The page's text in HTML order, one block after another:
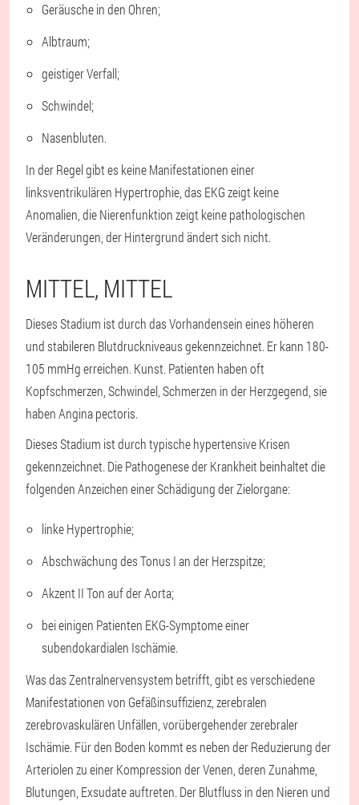
Geräusche in den Ohren;
Albtraum;
geistiger Verfall;
Schwindel;
Nasenbluten.
In der Regel gibt es keine Manifestationen einer
linksventrikulären Hypertrophie, das EKG zeigt keine
Anomalien, die Nierenfunktion zeigt keine pathologischen
Veränderungen, der Hintergrund ändert sich nicht.
MITTEL, MITTEL
Dieses Stadium ist durch das Vorhandensein eines höheren
und stabileren Blutdruckniveaus gekennzeichnet. Er kann 180-
105 mmHg erreichen. Kunst. Patienten haben oft
Kopfschmerzen, Schwindel, Schmerzen in der Herzgegend, sie
haben Angina pectoris.
Dieses Stadium ist durch typische hypertensive Krisen
gekennzeichnet. Die Pathogenese der Krankheit beinhaltet die
folgenden Anzeichen einer Schädigung der Zielorgane:
linke Hypertrophie;
Abschwächung des Tonus I an der Herzspitze;
Akzent II Ton auf der Aorta;
bei einigen Patienten EKG-Symptome einer
subendokardialen Ischämie.
Was das Zentralnervensystem betrifft, gibt es verschiedene
Manifestationen von Gefäßinsuffizienz, zerebralen
zerebrovaskulären Unfällen, vorübergehender zerebraler
Ischämie. Für den Boden kommt es neben der Reduzierung der
Arteriolen zu einer Kompression der Venen, deren Zunahme,
Blutungen, Exsudate auftreten. Der Blutfluss in den Nieren und